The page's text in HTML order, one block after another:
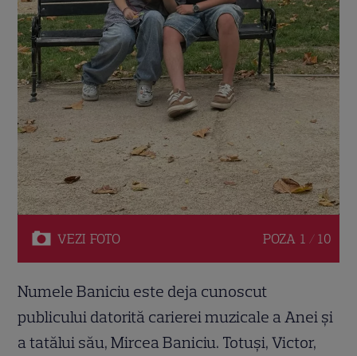
VEZI FOTO POZA 1 / 10
Numele Baniciu este deja cunoscut
publicului datorită carierei muzicale a Anei și
a tatălui său, Mircea Baniciu. Totuși, Victor,